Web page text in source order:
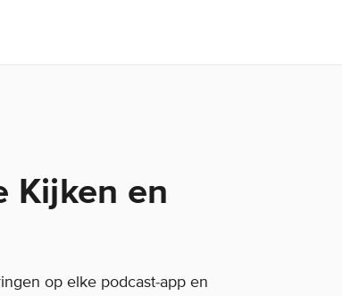
Kijken en
op elke podcast-app en